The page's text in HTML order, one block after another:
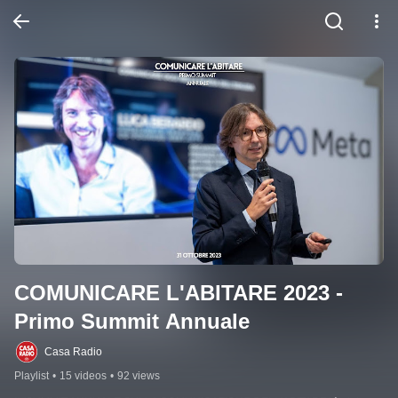
COMUNICARE L'ABITARE 2023 -
Primo Summit Annuale
Casa Radio
Playlist • 15 videos • 92 views